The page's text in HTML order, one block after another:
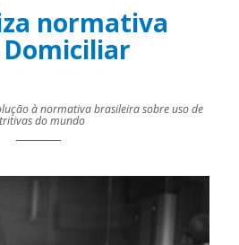
normativa
à normativa brasileira sobre uso de
do mundo